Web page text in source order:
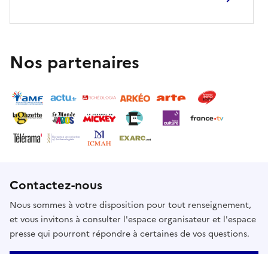
pointues permettent de comprendre comment
causes internes dans les dynamiques sociales,
culturelles et économiques de la fin de l’Empire. »
Nos partenaires
Contactez-nous
Nous sommes à votre disposition pour tout renseignement,
et vous invitons à consulter l'espace organisateur et l'espace
presse qui pourront répondre à certaines de vos questions.